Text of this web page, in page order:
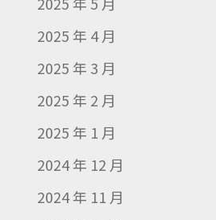
2025 年 4 月
2025 年 3 月
2025 年 2 月
2025 年 1 月
2024 年 12 月
2024 年 11 月